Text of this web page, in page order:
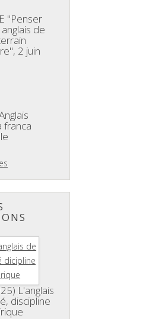
"Penser
de
2 juin
franca
L'anglais
discipline